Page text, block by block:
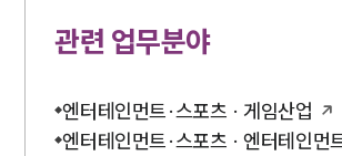
관련 업무분야
엔터테인먼트·스포츠 · 게임산업
엔터테인먼트·스포츠 · 엔터테인먼